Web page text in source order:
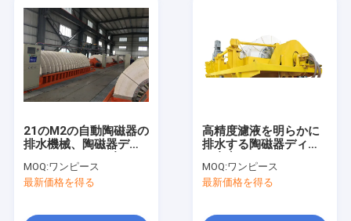
21のM2の自動陶磁器の
排水機械、陶磁器ディ
MOQ:ワンピース
最新価格を得る
高精度濾液を明らかに
排水する陶磁器ディス
リング
MOQ:ワンピース
最新価格を得る